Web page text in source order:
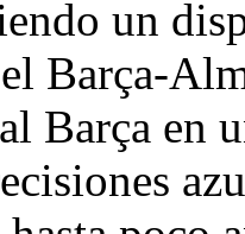
un
Barça-
Barça en